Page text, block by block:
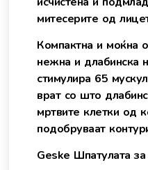
митесерите од
Компактна и моќна
нежна и длабинска
стимулира 65
врат со што
мртвите клетки од
подобруваат
Geske Шпатулата